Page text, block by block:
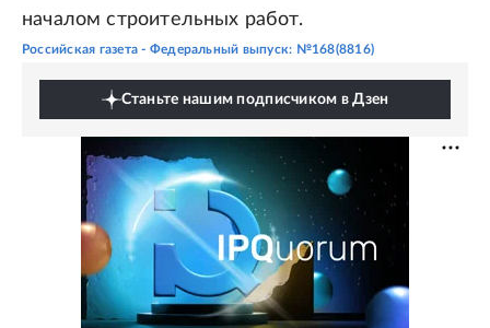
началом строительных работ.
Российская газета - Федеральный выпуск: №168(8816)
Станьте нашим подписчиком в Дзен